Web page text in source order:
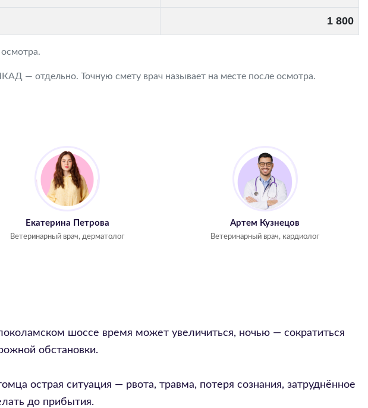
1 800
— отдельно. Точную смету врач называет на месте после осмотра.
Екатерина Петрова
Ветеринарный врач, дерматолог
Артем Кузнецов
Ветеринарный врач, кардиолог
шоссе время может увеличиться, ночью — сократиться
обстановки.
острая ситуация — рвота, травма, потеря сознания, затруднённое
до прибытия.